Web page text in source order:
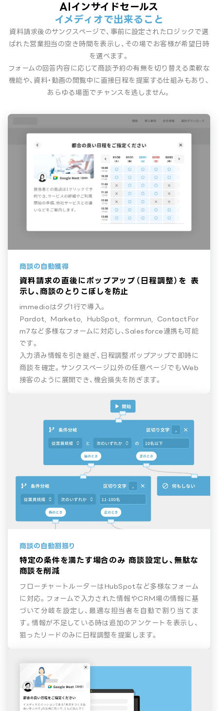
AIインサイドセールス
イメディオで出来ること
資料請求後のサンクスページで、事前に設定されたロジックで選
ばれた営業担当の空き時間を表示し、その場でお客様が希望日時
を選べます。
フォームの回答内容に応じて商談予約の有無を切り替える柔軟な
機能や、資料・動画の閲覧中に直接日程を提案する仕組みもあり、
あらゆる場面でチャンスを逃しません。
商談の自動獲得
資料請求の直後にポップアップ（日程調整）を 表
示し、商談のとりこぼしを防止
immedioはタグ1行で導入。
Pardot, Marketo, HubSpot, formrun, ContactFor
m7など多様なフォームに対応し、Salesforce連携も可能
です。
入力済み情報を引き継ぎ、日程調整ポップアップで即時に
商談を確定。サンクスページ以外の任意ページでもWeb
接客のように展開でき、機会損失を防ぎます。
商談の自動割振り
特定の条件を満たす場合のみ 商談設定し、無駄な
商談を削減
フローチャートルーターはHubSpotなど多様なフォーム
に対応。フォームで入力された情報やCRM場の情報に基
づいて分岐を設定し、最適な担当者を自動で割り当てま
す。情報が不足している時は追加のアンケートを表示し、
狙ったリードのみに日程調整を提案します。